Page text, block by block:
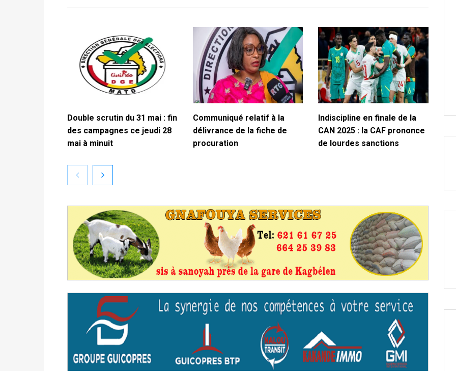
Double scrutin du 31 mai : fin
des campagnes ce jeudi 28
mai à minuit
Communiqué relatif à la
délivrance de la fiche de
procuration
Indiscipline en finale de la
CAN 2025 : la CAF prononce
de lourdes sanctions